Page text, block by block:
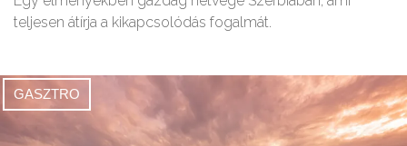
teljesen átírja a kikapcsolódás fogalmát.
GASZTRO